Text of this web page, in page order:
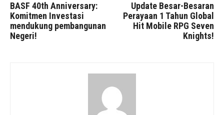
BASF 40th Anniversary:
Komitmen Investasi
mendukung pembangunan
Negeri!
Update Besar-Besaran
Perayaan 1 Tahun Global
Hit Mobile RPG Seven
Knights!